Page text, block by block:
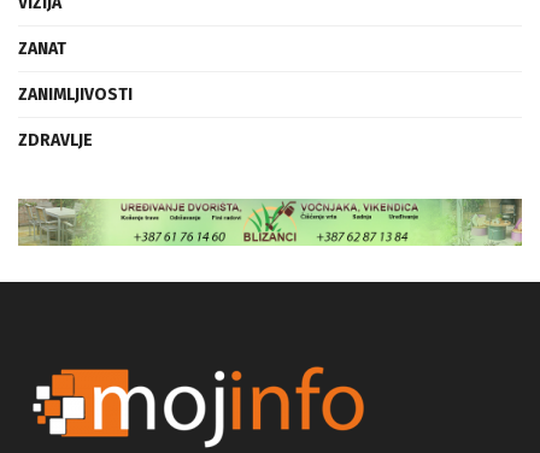
ZANAT
ZANIMLJIVOSTI
ZDRAVLJE